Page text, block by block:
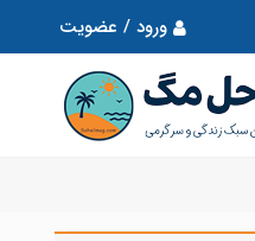
ورود / عضویت